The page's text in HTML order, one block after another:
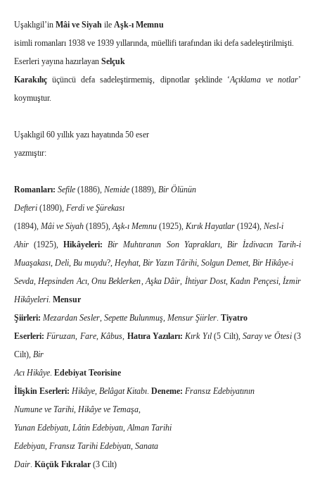
Uşaklıgil’in Mâi ve Siyah ile Aşk-ı Memnu
isimli romanları 1938 ve 1939 yıllarında, müellifi tarafından iki defa sadeleştirilmişti.
Eserleri yayına hazırlayan Selçuk
Karakılıç üçüncü defa sadeleştirmemiş, dipnotlar şeklinde ‘Açıklama ve notlar’
koymuştur.
Uşaklıgil 60 yıllık yazı hayatında 50 eser
yazmıştır:
Romanları: Sefile (1886), Nemide (1889), Bir Ölünün
Defteri (1890), Ferdi ve Şürekası
(1894), Mâi ve Siyah (1895),Aşk-ı Memnu (1925), Kırık Hayatlar (1924), Nesl-i
Ahir (1925),Hikâyeleri: Bir Muhtıranın Son Yaprakları, Bir İzdivacın Tarih-i
Muaşakası, Deli, Bu muydu?, Heyhat, Bir Yazın Târihi, Solgun Demet, Bir Hikâye-i
Sevda,Hepsinden Acı,Onu Beklerken,Aşka Dâir, İhtiyar Dost,Kadın Pençesi,İzmir
Hikâyeleri. Mensur
Şiirleri: Mezardan Sesler, Sepette Bulunmuş, Mensur Şiirler. Tiyatro
Eserleri: Füruzan, Fare,Kâbus, Hatıra Yazıları:Kırk Yıl(5 Cilt), Saray ve Ötesi(3
Cilt), Bir
Acı Hikâye. Edebiyat Teorisine
İlişkin Eserleri: Hikâye, Belâgat Kitabı. Deneme: Fransız Edebiyatının
Numune ve Tarihi, Hikâye ve Temaşa,
Yunan Edebiyatı, Lâtin Edebiyatı,Alman Tarihi
Edebiyatı, Fransız Tarihi Edebiyatı, Sanata
Dair. Küçük Fıkralar (3 Cilt)